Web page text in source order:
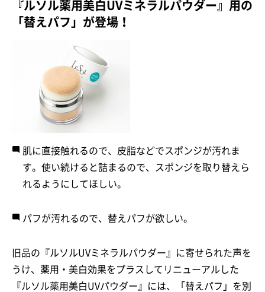
『ルソル薬用美白UVミネラルパウダー』用の
「替えパフ」が登場！
肌に直接触れるので、皮脂などでスポンジが汚れま
す。使い続けると詰まるので、スポンジを取り替えら
れるようにしてほしい。
パフが汚れるので、替えパフが欲しい。
旧品の『ルソルUVミネラルパウダー』に寄せられた声を
うけ、薬用・美白効果をプラスしてリニューアルした
『ルソル薬用美白UVパウダー』には、「替えパフ」を別